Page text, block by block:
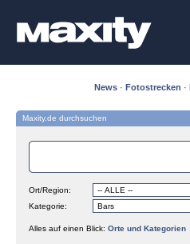
News · Fotostrecken ·
Maxity.de durchsuchen
Ort/Region:
Kategorie:
Alles auf einen Blick: Orte und Kategorien